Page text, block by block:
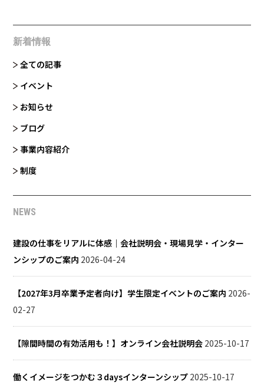
新着情報
全ての記事
イベント
お知らせ
ブログ
事業内容紹介
制度
NEWS
建設の仕事をリアルに体感｜会社説明会・現場見学・インター
ンシップのご案内 2026-04-24
【2027年3月卒業予定者向け】学生限定イベントのご案内 2026-
02-27
【隙間時間の有効活用も！】オンライン会社説明会 2025-10-17
働くイメージをつかむ３daysインターンシップ 2025-10-17